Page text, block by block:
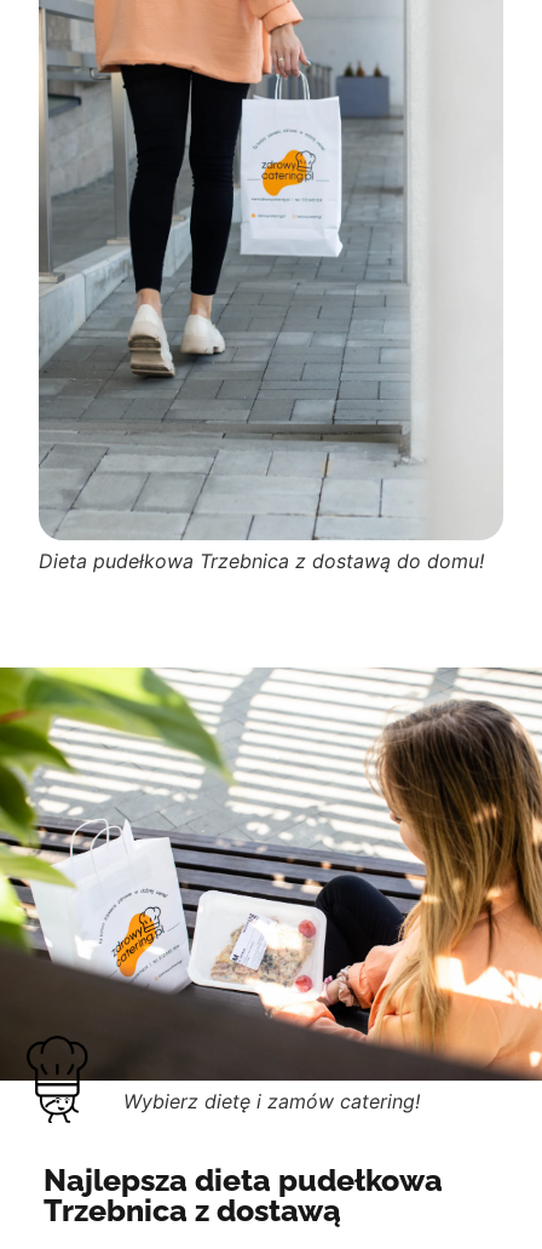
Dieta pudełkowa Trzebnica z dostawą do domu!
Wybierz dietę i zamów catering!
Najlepsza dieta pudełkowa
Trzebnica z dostawą